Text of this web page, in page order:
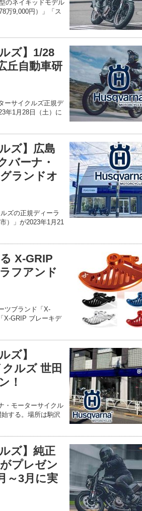
のネイキッドモデル
万9,000円）」「ス
ズ】1/28
丘自動車研
ーサイクルズ正規デ
年1月28日（土）に
ズ】広島
バーナ・
ランドオ
ズの正規ディーラ
）」が2023年1月21
X-GRIP
フアンド
ツブランド「X-
X-GRIP ブレーキデ
ズ】
ルズ 世田
！
・モーターサイクル
する。場所は駒沢
ズ】純正
プレゼン
～3月に実